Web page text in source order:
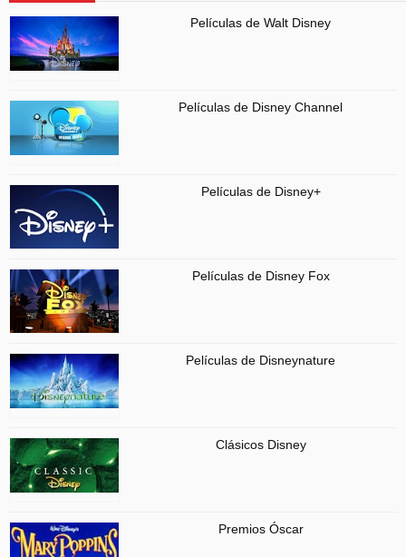
Películas de Walt Disney
Películas de Disney Channel
Películas de Disney+
Películas de Disney Fox
Películas de Disneynature
Clásicos Disney
Premios Óscar